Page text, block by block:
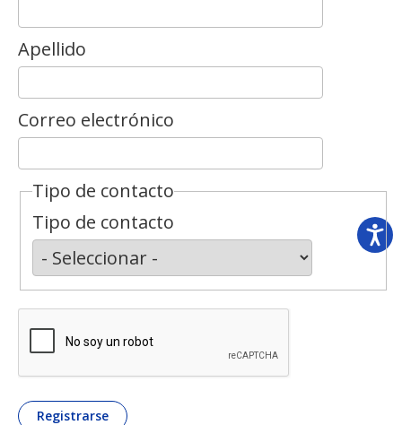
Apellido
Correo electrónico
Tipo de contacto
Tipo de contacto